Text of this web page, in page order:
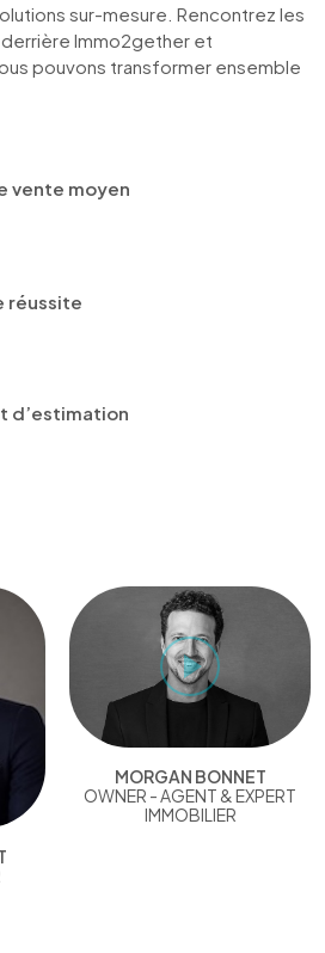
sur-mesure. Rencontrez les
Immo2gether et
pouvons transformer ensemble
vente moyen
réussite
d’estimation
MORGAN BONNET
OWNER - AGENT & EXPERT
IMMOBILIER